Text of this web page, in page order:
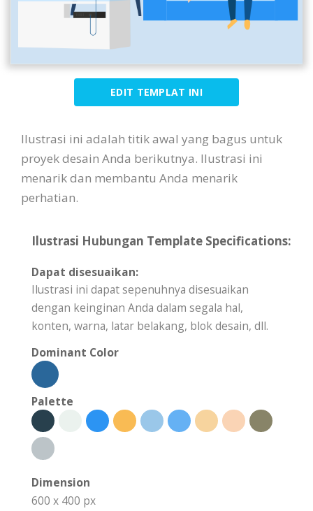
EDIT TEMPLAT INI
Ilustrasi ini adalah titik awal yang bagus untuk
proyek desain Anda berikutnya. Ilustrasi ini
menarik dan membantu Anda menarik
perhatian.
Ilustrasi Hubungan Template Specifications:
Dapat disesuaikan:
Ilustrasi ini dapat sepenuhnya disesuaikan
dengan keinginan Anda dalam segala hal,
konten, warna, latar belakang, blok desain, dll.
Dominant Color
Palette
Dimension
600 x 400 px